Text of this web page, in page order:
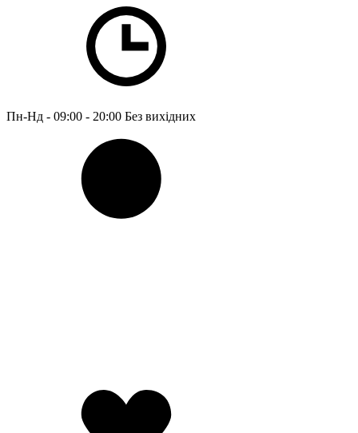
Пн-Нд - 09:00 - 20:00 Без вихідних